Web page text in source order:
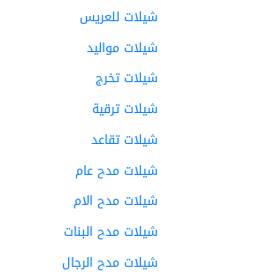
شيلات للعريس
شيلات مواليد
شيلات تخرج
شيلات ترقية
شيلات تقاعد
شيلات مدح عام
شيلات مدح الام
شيلات مدح البنات
شيلات مدح الرجال